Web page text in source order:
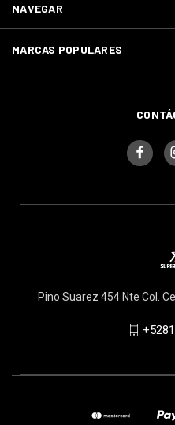
NAVEGAR
MARCAS POPULARES
Pino Suarez 454 Nte Col.